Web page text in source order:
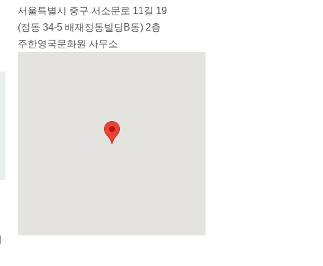
서울특별시 중구 서소문로 11길 19
(정동 34-5 배재정동빌딩B동) 2층
주한영국문화원 사무소